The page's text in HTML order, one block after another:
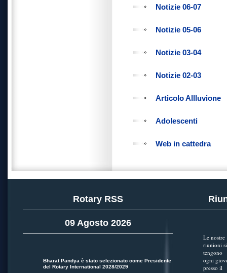
Notizie 06-07
Notizie 05-06
Notizie 03-04
Notizie 02-03
Articolo Allluvione
Adolescenti
Web in cattedra
Rotary RSS
09 Agosto 2026
Bharat Pandya è stato selezionato come Presidente
del Rotary International 2028/2029
Le nostre
riunioni si
tengono
ogni
presso il